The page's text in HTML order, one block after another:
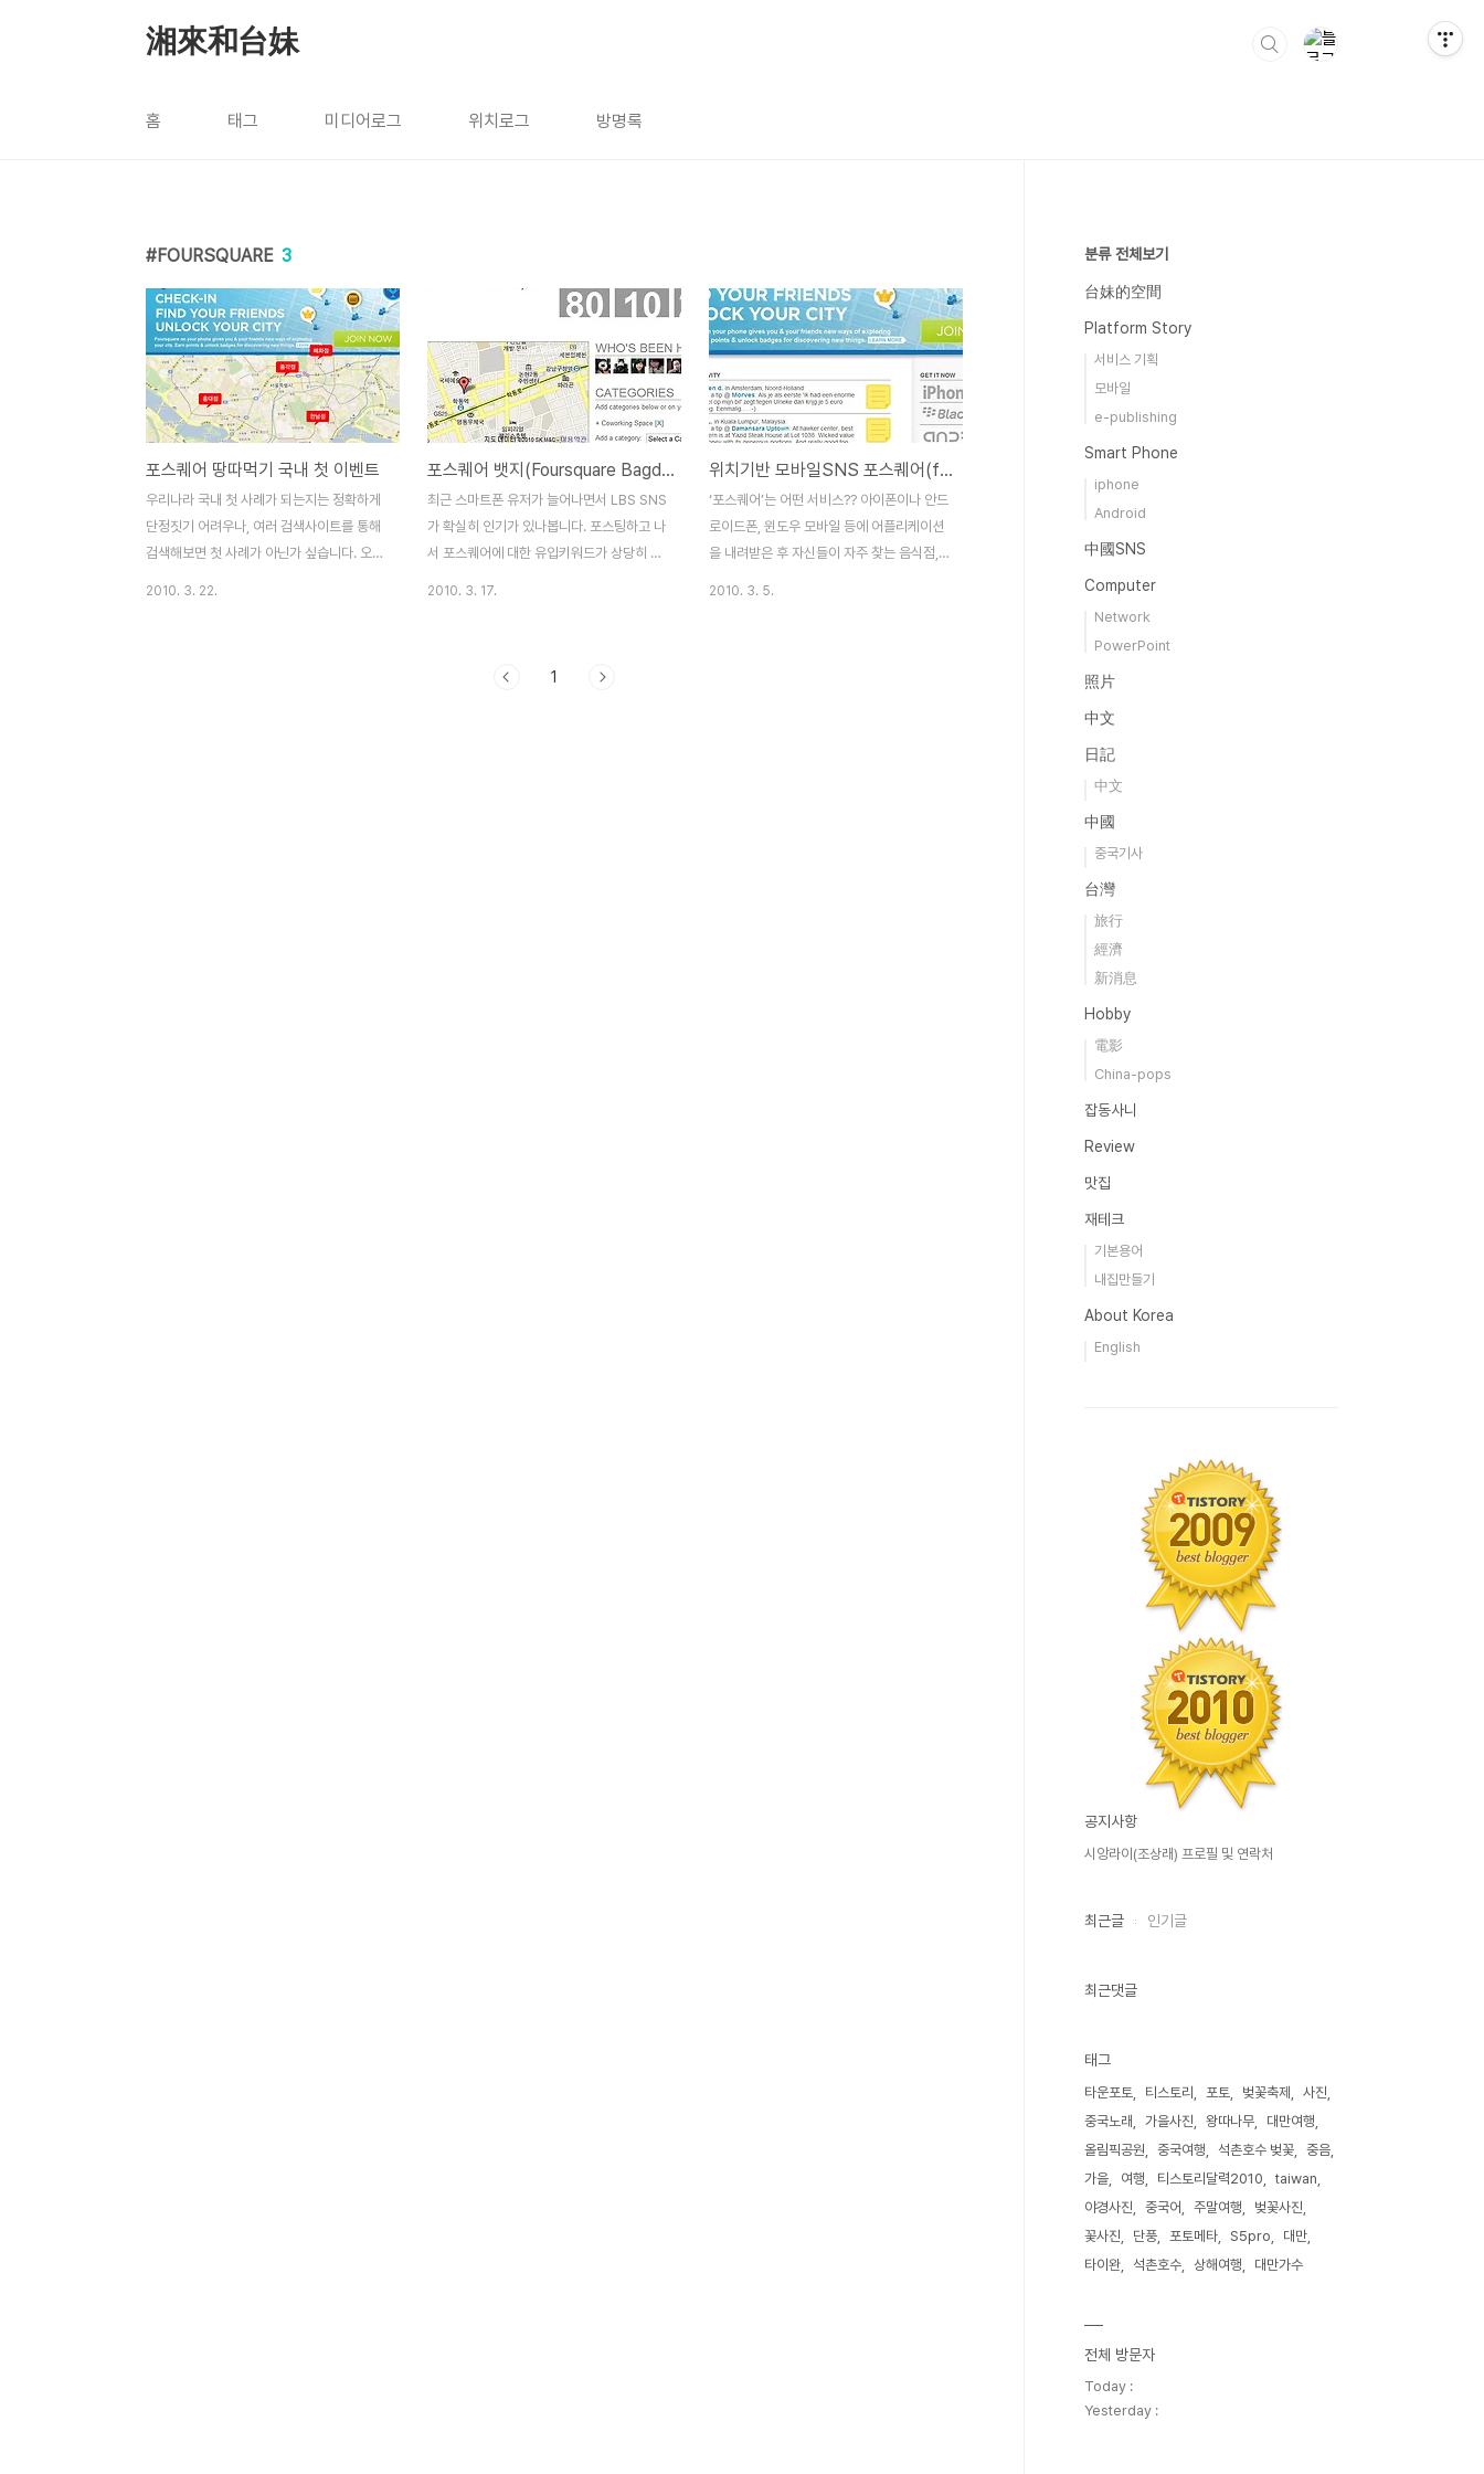
湘來和台妹
홈 태그 미디어로그 위치로그 방명록
FOURSQUARE 3
포스퀘어 땅따먹기 국내 첫 이벤트
우리나라 국내 첫 사례가 되는지는 정확하게
단정짓기 어려우나, 여러 검색사이트를 통해
검색해보면 첫 사례가 아닌가 싶습니다. 오늘
2010. 3. 22.
포스퀘어 뱃지(Foursquare Bagdes)는 어떻게 획득할까?
최근 스마트폰 유저가 늘어나면서 LBS SNS
가 확실히 인기가 있나봅니다. 포스팅하고 나
서 포스퀘어에 대한 유입키워드가 상당히 보
foursquare에 대한 간단한 소개 -- 위치기
2010. 3. 17.
위치기반 모바일SNS 포스퀘어(foursquare)
‘포스퀘어’는 어떤 서비스?? 아이폰이나 안드
로이드폰, 윈도우 모바일 등에 어플리케이션
을 내려받은 후 자신들이 자주 찾는 음식점,
2010. 3. 5.
1
분류 전체보기
台妹的空間
Platform Story
서비스 기획
모바일
e-publishing
Smart Phone
iphone
Android
中國SNS
Computer
Network
PowerPoint
照片
中文
日記
中文
中國
중국기사
台灣
旅行
經濟
新消息
Hobby
電影
China-pops
잡동사니
Review
맛집
재테크
기본용어
내집만들기
About Korea
English
공지사항
시앙라이(조상래) 프로필 및 연락처
최근글 인기글
최근댓글
태그
타운포토 티스토리 포토 벚꽃축제
사진
중국노래
가을사진 왕따나무
대만여행
올림픽공원
중국여행 석촌호수 벚꽃
중음
가을
여행 티스토리달력2010
taiwan
야경사진
중국어 주말여행
벚꽃사진
꽃사진
단풍 포토메타 S5pro
대만
타이완
석촌호수 상해여행 대만가수
전체 방문자
Today :
Yesterday :